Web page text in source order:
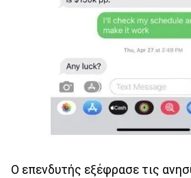
Ο επενδυτής εξέφρασε τις